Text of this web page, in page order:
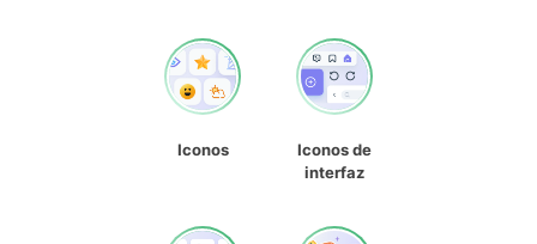
Iconos
Iconos de
interfaz